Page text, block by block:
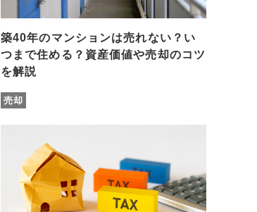
築40年のマンションは売れない？い
つまで住める？資産価値や売却のコツ
を解説
売却